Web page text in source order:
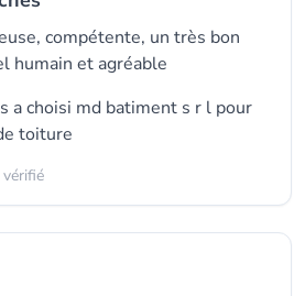
compétente, un très bon
humain et agréable
a choisi md batiment s r l pour
toiture